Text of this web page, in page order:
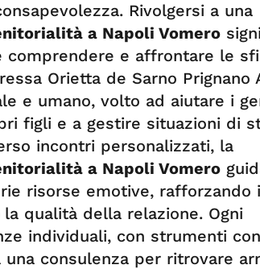
Rivolgersi a una
a Napoli Vomero
comprendere e affrontare le
Orietta de Sarno Prignano
e umano, volto ad aiutare i
figli e a gestire situazioni di
incontri personalizzati, la
a Napoli Vomero
risorse emotive, rafforzando
qualità della relazione. Ogni
individuali, con strumenti
consulenza per ritrovare